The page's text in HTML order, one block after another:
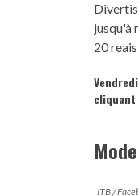
jusqu'à
20
ITB /